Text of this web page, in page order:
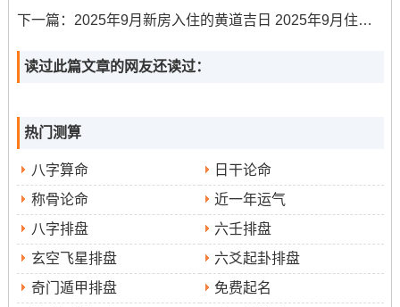
•9月17日（农历七月廿六、星期三）：此日位明堂黄道吉
明正大，子嗣绵延！
但冲羊，属羊得朋友需避开。
•9月20日（农历七月廿九- 星期六）：此日位金匮黄道吉
日，干支位壬辰.宜嫁娶、纳采、订盟、祭祀等、标记着财
富汇聚;婚姻稳固！但冲狗煞南 -属狗者忌用。
下一篇： 2025年9月新房入住的黄道吉日 2025年9月住新房黄道吉日有哪些
读过此篇文章的网友还读过：
热门测算
八字算命
日干论命
称骨论命
近一年运气
八字排盘
六壬排盘
玄空飞星排盘
六爻起卦排盘
奇门遁甲排盘
免费起名